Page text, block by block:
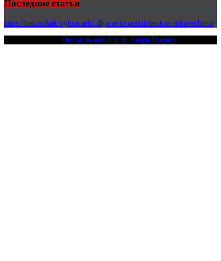
Последние статьи
https://rasi.ru/kak-vybrat-arki-dlya-avto-prakticheskoe-rukovodstvo/
Design & develop by AmpleThemes